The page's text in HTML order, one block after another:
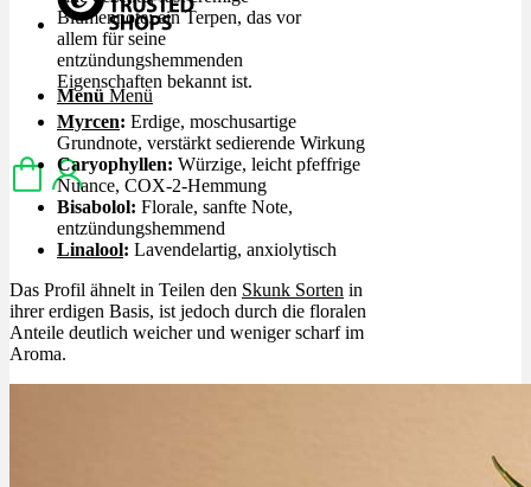
Menü Menü
Blumennote: ein Terpen, das vor
allem für seine
entzündungshemmenden
Eigenschaften bekannt ist.
Myrcen: Erdige, moschusartige
Grundnote, verstärkt sedierende Wirkung
Caryophyllen: Würzige, leicht pfeffrige
Nuance, COX-2-Hemmung
Bisabolol: Florale, sanfte Note,
entzündungshemmend
Linalool: Lavendelartig, anxiolytisch
Das Profil ähnelt in Teilen den Skunk Sorten in
ihrer erdigen Basis, ist jedoch durch die floralen
Anteile deutlich weicher und weniger scharf im
Aroma.